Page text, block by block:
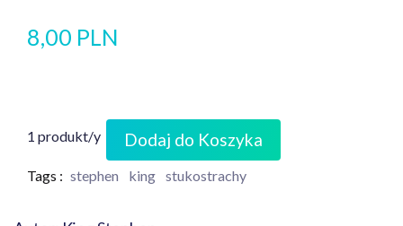
8,00 PLN
1 produkt/y Dodaj do Koszyka
Tags : stephen king stukostrachy